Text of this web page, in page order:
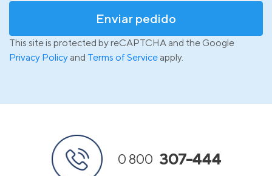
Enviar pedido
This site is protected by reCAPTCHA and the Google
Privacy Policy and Terms of Service apply.
0 800 307-444